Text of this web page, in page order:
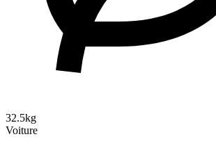
32.5kg
Voiture